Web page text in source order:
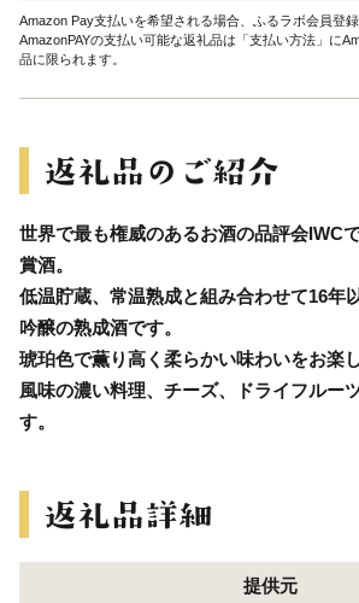
Amazon Pay支払いを希望される場合、ふるラボ会員登録
AmazonPAYの支払い可能な返礼品は「支払い方法」に
品に限られます。
世界で最も権威のあるお酒の品評会IWC
賞酒。
低温貯蔵、常温熟成と組み合わせて16年
吟醸の熟成酒です。
琥珀色で薫り高く柔らかい味わいをお楽
風味の濃い料理、チーズ、ドライフルー
す。
提供元